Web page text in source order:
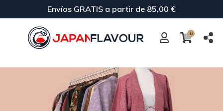
Envíos GRATIS a partir de 85,00 €
0